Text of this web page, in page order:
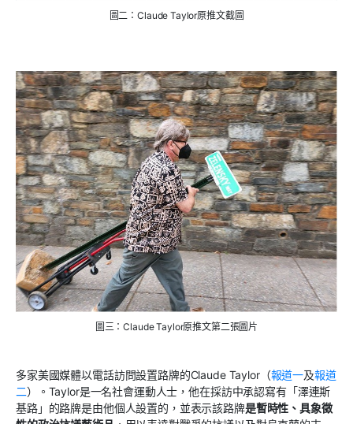
圖二：Claude Taylor原推文截圖
圖三：Claude Taylor原推文第二張圖片
多家美國媒體以電話訪問設置路牌的Claude Taylor（報道一及報道
二）。Taylor是一名社會運動人士，他在採訪中承認寫有「澤連斯
基路」的路牌是由他個人設置的，並表示該路牌是暫時性、具象徵